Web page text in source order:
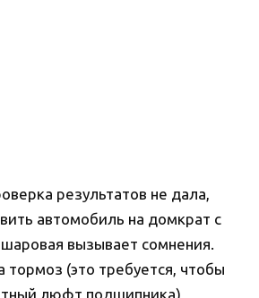
результатов не дала,
автомобиль на домкрат с
вызывает сомнения.
тормоз (это требуется, чтобы
люфт подшипника),